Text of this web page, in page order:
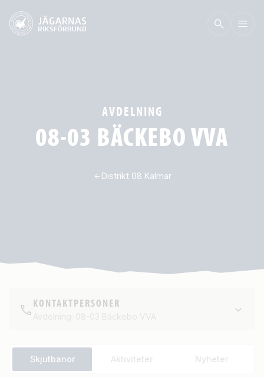
AVDELNING
08-03 BÄCKEBO VVA
Distrikt 08 Kalmar
KONTAKTPERSONER
Skjutbanor Aktiviteter Nyheter